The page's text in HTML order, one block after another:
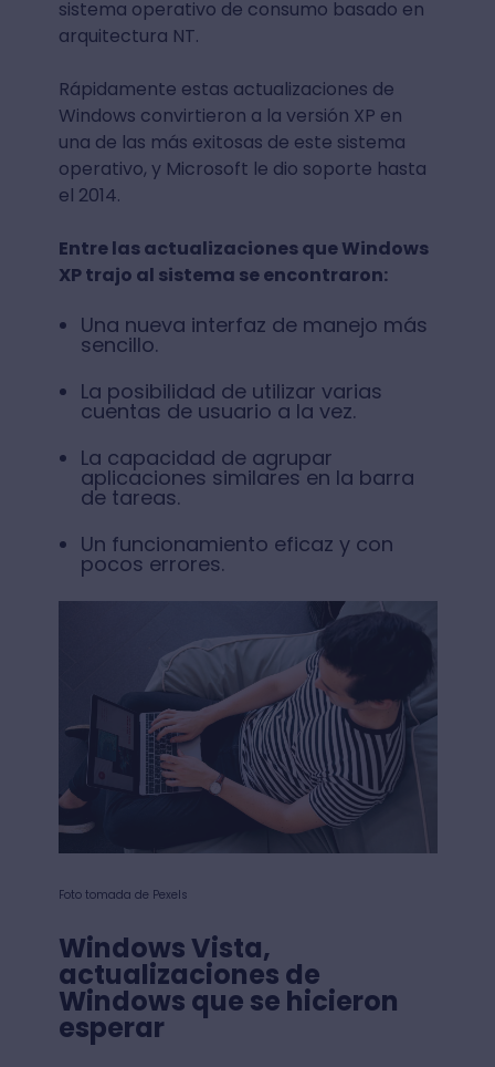
sistema operativo de consumo basado en
arquitectura NT.
Rápidamente estas actualizaciones de
Windows convirtieron a la versión XP en
una de las más exitosas de este sistema
operativo, y Microsoft le dio soporte hasta
el 2014.
Entre las actualizaciones que Windows
XP trajo al sistema se encontraron:
Una nueva interfaz de manejo más
sencillo.
La posibilidad de utilizar varias
cuentas de usuario a la vez.
La capacidad de agrupar
aplicaciones similares en la barra
de tareas.
Un funcionamiento eficaz y con
pocos errores.
Foto tomada de Pexels
Windows Vista,
actualizaciones de
Windows que se hicieron
esperar